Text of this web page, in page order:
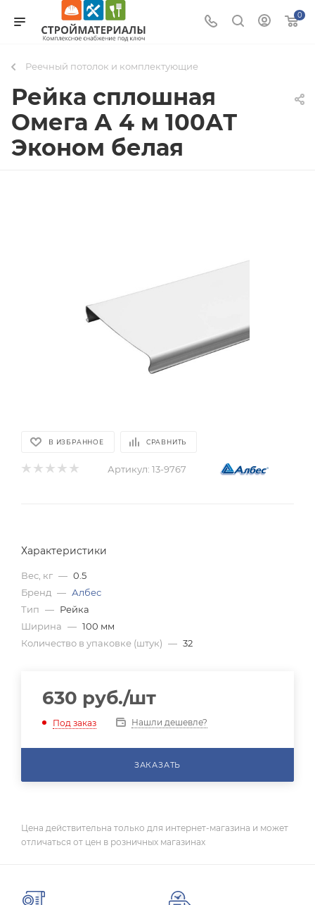
0
Реечный потолок и комплектующие
Рейка сплошная
Омега А 4 м 100АТ
Эконом белая
В ИЗБРАННОЕ СРАВНИТЬ
Артикул: 13-9767
Характеристики
Вес, кг — 0.5
Бренд — Албес
Тип — Рейка
Ширина — 100 мм
Количество в упаковке (штук) — 32
630 руб./шт
Под заказ Нашли дешевле?
ЗАКАЗАТЬ
Цена действительна только для интернет-магазина и может
отличаться от цен в розничных магазинах